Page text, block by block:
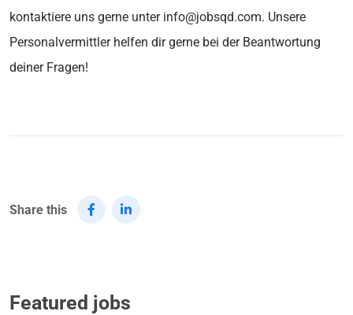
kontaktiere uns gerne unter info@jobsqd.com. Unsere
Personalvermittler helfen dir gerne bei der Beantwortung
deiner Fragen!
Share this
Featured jobs